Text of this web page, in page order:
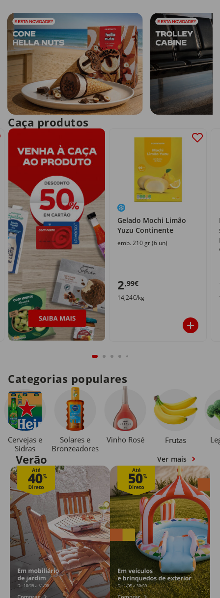
Caça produtos
Gelado Mochi Limão
Yuzu Continente
emb. 210 gr (6 un)
2,99€
14,24€/kg
Categorias populares
Cervejas e
Sidras
Solares e
Bronzeadores
Vinho Rosé Frutas
Verão Ver mais